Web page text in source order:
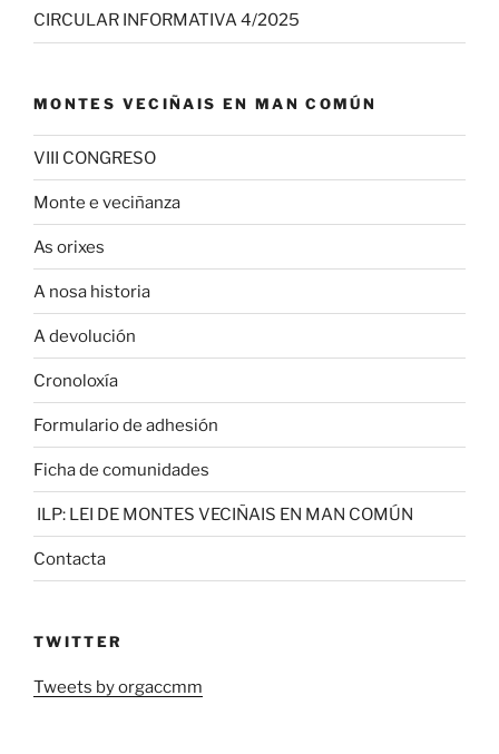
CIRCULAR INFORMATIVA 4/2025
MONTES VECIÑAIS EN MAN COMÚN
VIII CONGRESO
Monte e veciñanza
As orixes
A nosa historia
A devolución
Cronoloxía
Formulario de adhesión
Ficha de comunidades
ILP: LEI DE MONTES VECIÑAIS EN MAN COMÚN
Contacta
TWITTER
Tweets by orgaccmm